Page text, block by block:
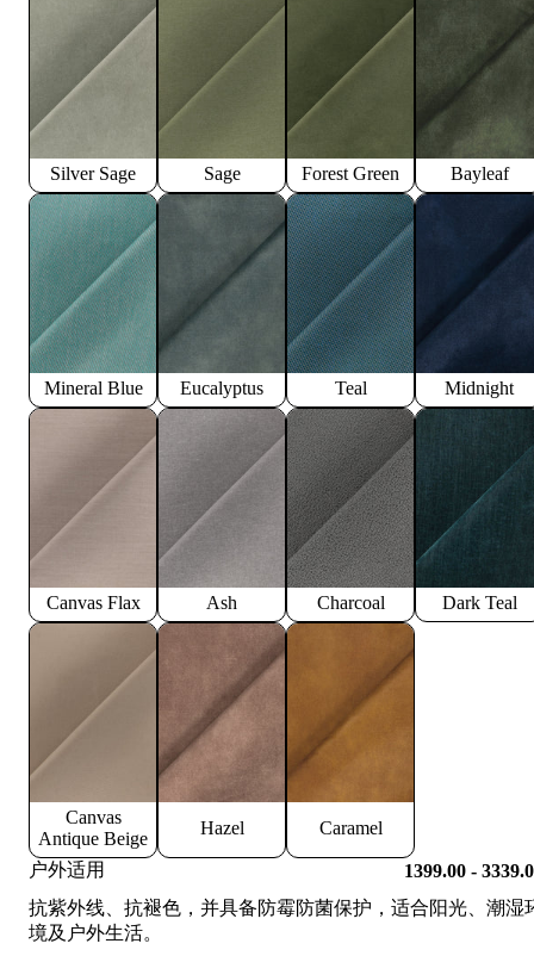
Silver Sage Sage Forest Green Bayleaf
Mineral Blue Eucalyptus Teal Midnight
Canvas Flax Ash Charcoal Dark Teal
Canvas
Antique Beige
Hazel Caramel
户外适用
1399.00 -
抗紫外线、抗褪色，并具备防霉防菌保护，适合阳光、潮湿
境及户外生活。